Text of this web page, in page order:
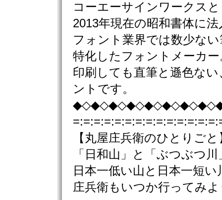
コーエーサインワークス
2013年現在の昭和書体に法
フォント業界では数少な
特化したフォントメーカー
印刷しても直筆と遜色な
ントです。
【丸屋庄兵衛のひとりごと
「日和山」と「ぶつぶ
日本一低い山と日本一短
庄兵衛もいつか行ってみ